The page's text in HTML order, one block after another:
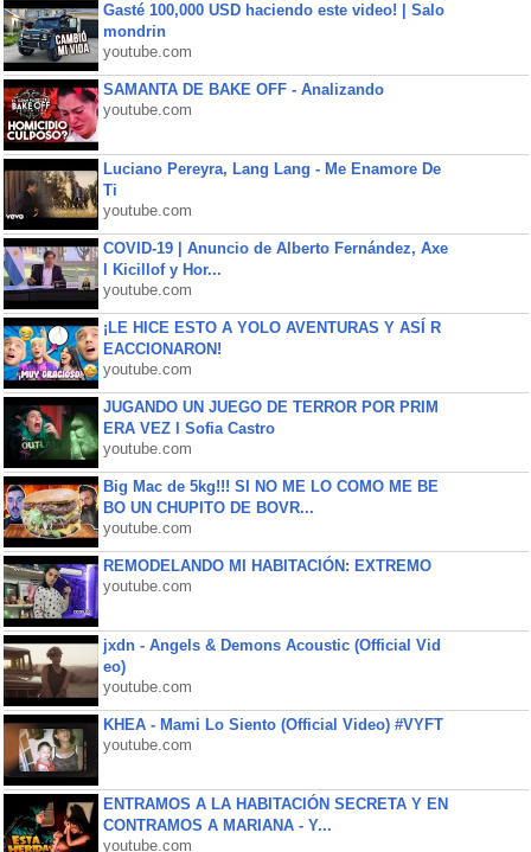
Gasté 100,000 USD haciendo este video! | Salo
mondrin
youtube.com
SAMANTA DE BAKE OFF - Analizando
youtube.com
Luciano Pereyra, Lang Lang - Me Enamore De
Ti
youtube.com
COVID-19 | Anuncio de Alberto Fernández, Axe
l Kicillof y Hor...
youtube.com
¡LE HICE ESTO A YOLO AVENTURAS Y ASÍ R
EACCIONARON!
youtube.com
JUGANDO UN JUEGO DE TERROR POR PRIM
ERA VEZ l Sofia Castro
youtube.com
Big Mac de 5kg!!! SI NO ME LO COMO ME BE
BO UN CHUPITO DE BOVR...
youtube.com
REMODELANDO MI HABITACIÓN: EXTREMO
youtube.com
jxdn - Angels & Demons Acoustic (Official Vid
eo)
youtube.com
KHEA - Mami Lo Siento (Official Video) #VYFT
youtube.com
ENTRAMOS A LA HABITACIÓN SECRETA Y EN
CONTRAMOS A MARIANA - Y...
youtube.com